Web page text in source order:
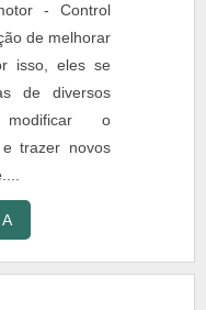
- Control
de melhorar
isso, eles se
de diversos
o
trazer novos